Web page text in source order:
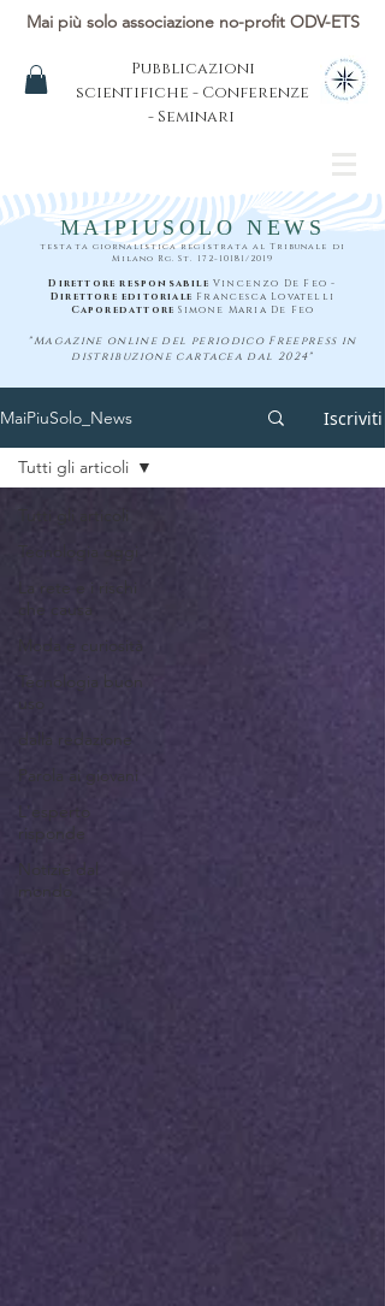
Mai più solo associazione no-profit ODV-ETS
Pubblicazioni
scientifiche - Conferenze
- Seminari
MAIPIUSOLO NEWS
testata giornalistica registrata al Tribunale di
Milano Rg. St. 172-10181 /2019
Direttore responsabile Vincenzo De Feo -
Direttore editoriale Francesca Lovatelli
Caporedattore Simone Maria De Feo
"Magazine online del periodico Freepress in
distribuzione cartacea dal 2024"
MaiPiuSolo_News Iscriviti
Tecnologia oggi
La rete e i rischi
che causa
Moda e curiosità
Tecnologia buon
uso
dalla redazione
Parola ai giovani
L'esperto
risponde
Notizie dal
mondo
Tutti gli articoli